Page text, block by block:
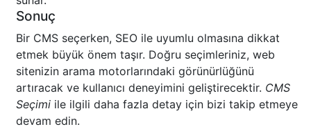
Sonuç
Bir CMS seçerken, SEO ile uyumlu olmasına dikkat
etmek büyük önem taşır. Doğru seçimleriniz, web
sitenizin arama motorlarındaki görünürlüğünü
artıracak ve kullanıcı deneyimini geliştirecektir. CMS
Seçimi ile ilgili daha fazla detay için bizi takip etmeye
devam edin.